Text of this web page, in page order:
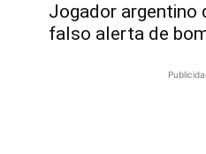
Jogador argentino
falso alerta de